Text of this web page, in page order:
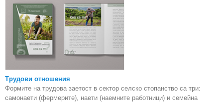
Трудови отношения
Формите на трудова заетост в сектор селско стопанство са три:
самонаети (фермерите), наети (наемните работници) и семейна